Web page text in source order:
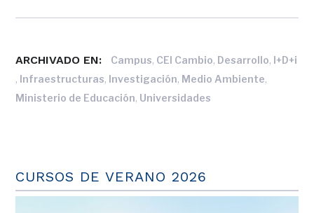
ARCHIVADO EN: Campus, CEI Cambio, Desarrollo, I+D+i
, Infraestructuras, Investigación, Medio Ambiente,
Ministerio de Educación, Universidades
CURSOS DE VERANO 2026